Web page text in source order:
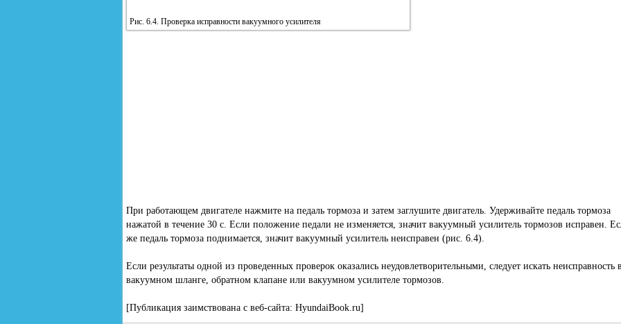
Рис. 6.4. Проверка исправности вакуумного усилителя
При работающем двигателе нажмите на педаль тормоза и затем заглушите двигатель. Удерживайте педаль тормоза
нажатой в течение 30 с. Если положение педали не изменяется, значит вакуумный усилитель тормозов исправен.
же педаль тормоза поднимается, значит вакуумный усилитель неисправен (рис. 6.4).
Если результаты одной из проведенных проверок оказались неудовлетворительными, следует искать неисправность в
вакуумном шланге, обратном клапане или вакуумном усилителе тормозов.
[Публикация заимствована с веб-сайта: HyundaiBook.ru]